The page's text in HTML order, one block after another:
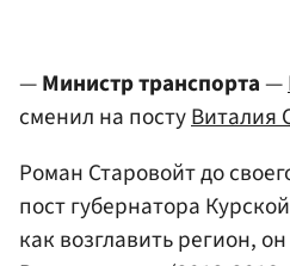
—Министр транспорта—
сменил на постуВиталия
Роман Старовойт до
пост губернатора
как возглавить регион,